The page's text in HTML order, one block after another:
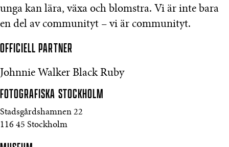
unga kan lära, växa och blomstra. Vi är inte bara
en del av communityt – vi är communityt.
OFFICIELL PARTNER
Johnnie Walker Black Ruby
FOTOGRAFISKA STOCKHOLM
Stadsgårdshamnen 22
116 45 Stockholm